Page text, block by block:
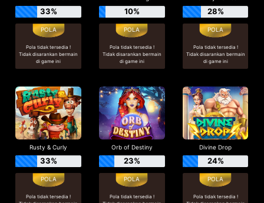
33%
Pola tidak tersedia !
Tidak disarankan bermain
di game ini
10%
Pola tidak tersedia !
Tidak disarankan bermain
di game ini
28%
Pola tidak tersedia !
Tidak disarankan bermain
di game ini
Rusty & Curly
33%
Pola tidak tersedia !
Orb of Destiny
23%
Pola tidak tersedia !
Divine Drop
24%
Pola tidak tersedia !